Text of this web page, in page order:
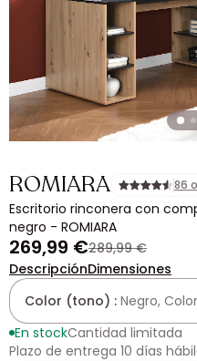
ROMIARA 86
Escritorio rinconera con
negro - ROMIARA
269,99 €289,99 €
DescripciónDimensiones
Color (tono) : Negro,
En stockCantidad limitada
Plazo de entrega 10 días